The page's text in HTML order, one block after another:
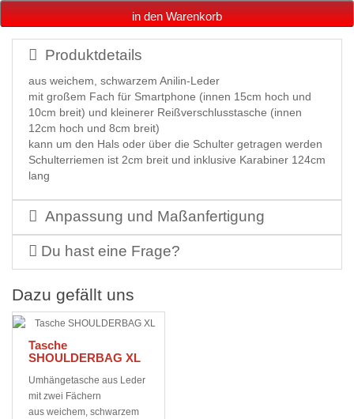
in den Warenkorb
Produktdetails
aus weichem, schwarzem Anilin-Leder
mit großem Fach für Smartphone (innen 15cm hoch und
10cm breit) und kleinerer Reißverschlusstasche (innen
12cm hoch und 8cm breit)
kann um den Hals oder über die Schulter getragen werden
Schulterriemen ist 2cm breit und inklusive Karabiner 124cm
lang
Anpassung und Maßanfertigung
Du hast eine Frage?
Dazu gefällt uns
Tasche
SHOULDERBAG XL
Umhängetasche aus Leder
mit zwei Fächern
aus weichem, schwarzem